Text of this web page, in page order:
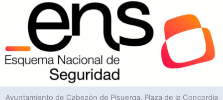
Ayuntamiento de Cabezón de Pisuerga, Plaza de la Concordia